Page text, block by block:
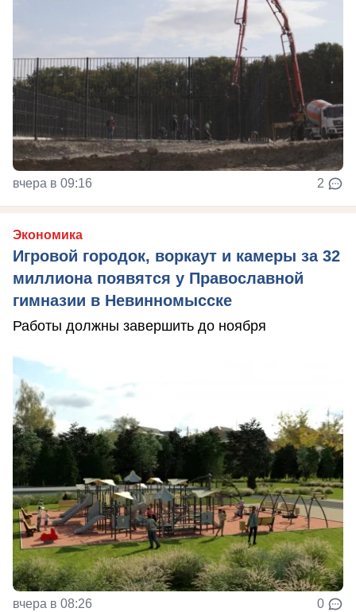
вчера в 09:16 2
Экономика
Игровой городок, воркаут и камеры за 32
миллиона появятся у Православной
гимназии в Невинномысске
Работы должны завершить до ноября
вчера в 08:26 0